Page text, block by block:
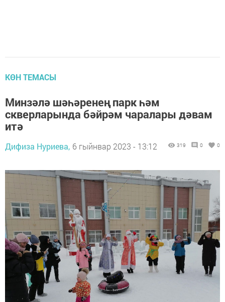
КӨН ТЕМАСЫ
Минзәлә шәһәренең парк һәм
скверларында бәйрәм чаралары дәвам
итә
Дифиза Нуриева, 6 гыйнвар 2023 - 13:12 319 0 0